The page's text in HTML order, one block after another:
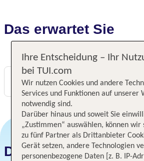
Das erwartet Sie
Digitaler und telefonischer
Datum und Preise
Ihre Entscheidung – Ihr
bei TUI.com
Wir nutzen Cookies und andere
Services und Funktionen auf unserer
notwendig sind.
Darüber hinaus und soweit Sie
„Zustimmen“ auswählen, können wir
zu fünf Partner als Drittanbieter
Gerät setzen, andere Technologien
personenbezogene Daten [z. B. IP-